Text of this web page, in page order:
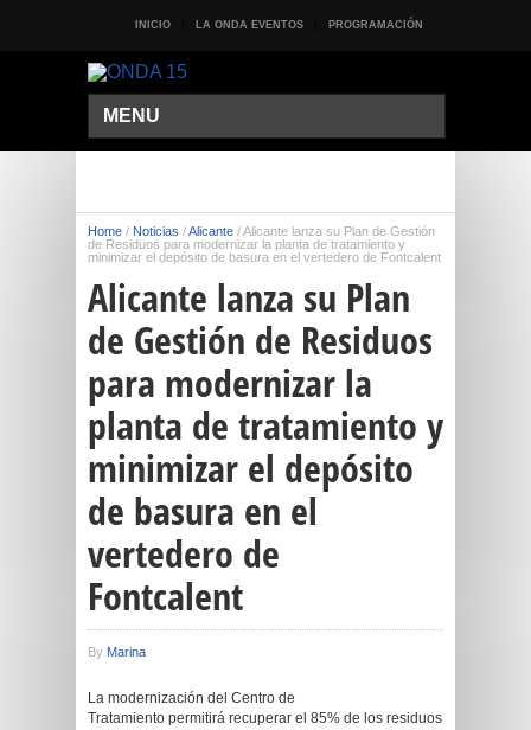
INICIO LA ONDA EVENTOS PROGRAMACIÓN
MENU
Home / Noticias /Alicante /Alicante lanza su Plan de Gestión
de Residuos para modernizar la planta de tratamiento y
minimizar el depósito de basura en el vertedero de Fontcalent
Alicante lanza su Plan
de Gestión de Residuos
para modernizar la
planta de tratamiento y
minimizar el depósito
de basura en el
vertedero de
Fontcalent
By Marina
La modernización del Centro de
Tratamiento permitirá recuperar el 85% de los residuos